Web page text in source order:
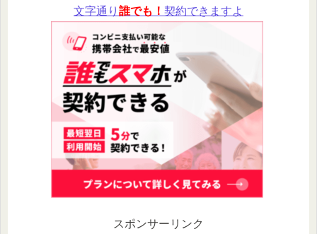
文字通り 誰でも！ 契約できますよ
スポンサーリンク